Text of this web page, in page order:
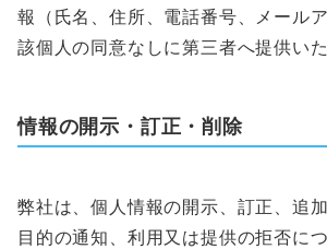
報（氏名、住所、電話番号、メール
該個人の同意なしに第三者へ提供いた
情報の開示・訂正・削除
弊社は、個人情報の開示、訂正、追
目的の通知、利用又は提供の拒否に